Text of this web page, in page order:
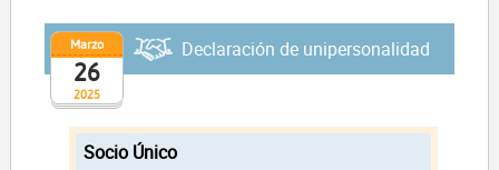
2025
Marzo
26
Declaración de unipersonalidad
Socio Único